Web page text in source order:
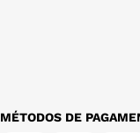
MÉTODOS DE